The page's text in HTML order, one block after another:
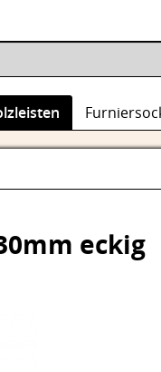
eckig